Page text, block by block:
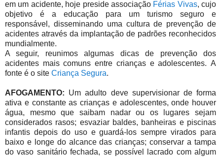
em um acidente, hoje preside associação Férias Vivas, cujo
objetivo é a educação para um turismo seguro e
responsável, disseminando uma cultura de prevenção de
acidentes através da implantação de padrões reconhecidos
mundialmente.
A seguir, reunimos algumas dicas de prevenção dos
acidentes mais comuns entre crianças e adolescentes. A
fonte é o site Criança Segura.
AFOGAMENTO: Um adulto deve supervisionar de forma
ativa e constante as crianças e adolescentes, onde houver
água, mesmo que saibam nadar ou os lugares sejam
considerados rasos; esvaziar baldes, banheiras e piscinas
infantis depois do uso e guardá-los sempre virados para
baixo e longe do alcance das crianças; conservar a tampa
do vaso sanitário fechada, se possível lacrado com algum